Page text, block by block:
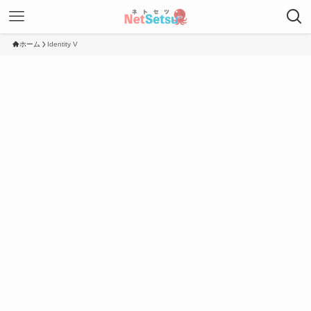
ホーム Identity V